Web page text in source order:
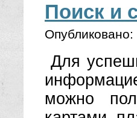
Поиск и
Опубликовано:
Для
можно